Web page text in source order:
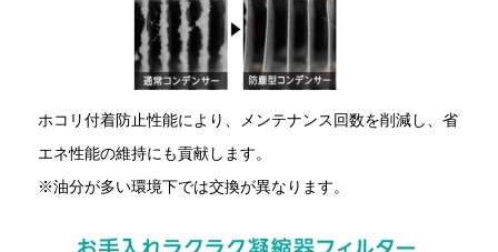
ホコリ付着防止性能により、メンテナンス回数を削減し、省
エネ性能の維持にも貢献します。
※油分が多い環境下では交換が異なります。